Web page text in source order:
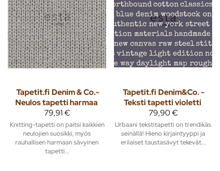
Tapetit.fi Denim & Co.-
Neulos tapetti harmaa
79,91 €
Knitting-tapetti on paitsi kaikkien
neulojien suosikki, myös
rauhallisen harmaan sävyinen
tapetti...
Tapetit.fi Denim&Co. -
Teksti tapetti violetti
79,90 €
Urbaani tekstitapetti on trendikäs
seinällä! Hieno kirjaintyyppi ja
erilaiset taustasävyt tekevät...